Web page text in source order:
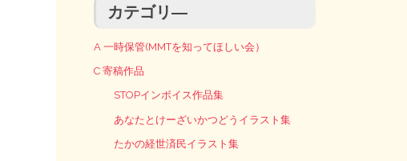
カテゴリ―
A 一時保管(MMTを知ってほしい会）
C 寄稿作品
STOPインボイス作品集
あなたとけーざいかつどうイラスト集
たかの経世済民イラスト集